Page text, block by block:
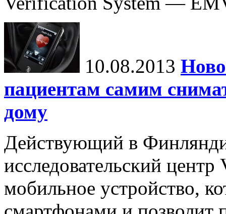
10.08.2013
пациентам самим
дому
Действующий в
исследовательский
мобильное устройство,